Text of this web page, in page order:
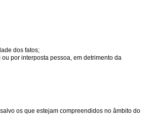
dos fatos;
por interposta pessoa, em detrimento da
os que estejam compreendidos no âmbito do